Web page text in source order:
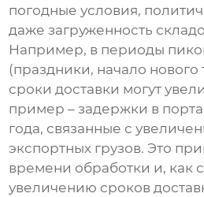
погодные условия,
даже загруженность
Например, в периоды
(праздники, начало нового
сроки доставки могут
пример – задержки в
года, связанные с
экспортных грузов. Это
времени обработки и, как
увеличению сроков